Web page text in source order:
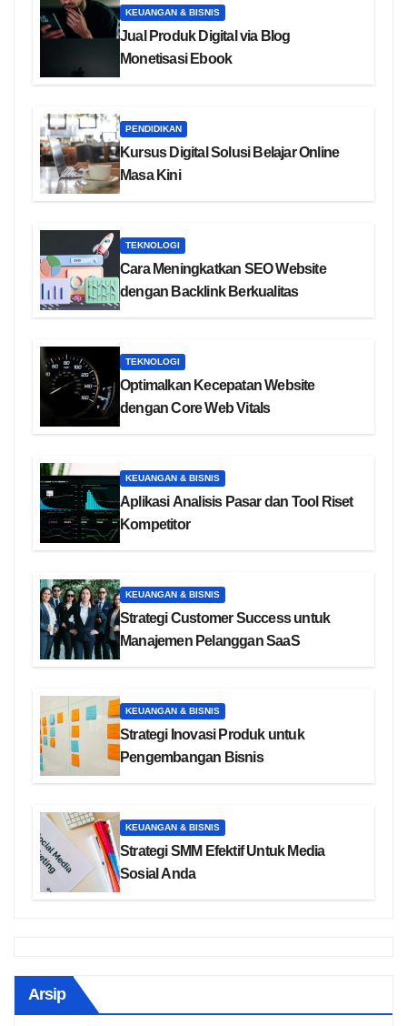
KEUANGAN & BISNIS
Jual Produk Digital via Blog
Monetisasi Ebook
PENDIDIKAN
Kursus Digital Solusi Belajar Online
Masa Kini
TEKNOLOGI
Cara Meningkatkan SEO Website
dengan Backlink Berkualitas
TEKNOLOGI
Optimalkan Kecepatan Website
dengan Core Web Vitals
KEUANGAN & BISNIS
Aplikasi Analisis Pasar dan Tool Riset
Kompetitor
KEUANGAN & BISNIS
Strategi Customer Success untuk
Manajemen Pelanggan SaaS
KEUANGAN & BISNIS
Strategi Inovasi Produk untuk
Pengembangan Bisnis
KEUANGAN & BISNIS
Strategi SMM Efektif Untuk Media
Sosial Anda
Arsip